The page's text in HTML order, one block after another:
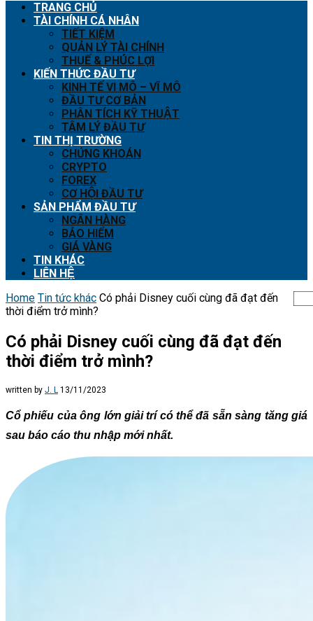
TRANG CHỦ
TÀI CHÍNH CÁ NHÂN
TIẾT KIỆM
QUẢN LÝ TÀI CHÍNH
THUẾ & PHÚC LỢI
KIẾN THỨC ĐẦU TƯ
KINH TẾ VI MÔ – VĨ MÔ
ĐẦU TƯ CƠ BẢN
PHÂN TÍCH KỸ THUẬT
TÂM LÝ ĐẦU TƯ
TIN THỊ TRƯỜNG
CHỨNG KHOÁN
CRYPTO
FOREX
CƠ HỘI ĐẦU TƯ
SẢN PHẨM ĐẦU TƯ
NGÂN HÀNG
BẢO HIỂM
GIÁ VÀNG
TIN KHÁC
LIÊN HỆ
Home Tin tức khác Có phải Disney cuối cùng đã đạt đến
thời điểm trở mình?
Có phải Disney cuối cùng đã đạt đến
thời điểm trở mình?
written by J. L 13/11/2023
Cổ phiếu của ông lớn giải trí có thể đã sẵn sàng tăng giá
sau báo cáo thu nhập mới nhất.